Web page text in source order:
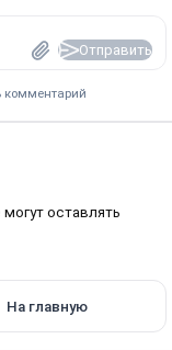
Отправить
комментарий
могут оставлять
На главную